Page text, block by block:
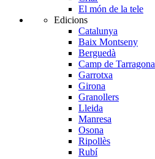
El món de la tele
Edicions
Catalunya
Baix Montseny
Berguedà
Camp de Tarragona
Garrotxa
Girona
Granollers
Lleida
Manresa
Osona
Ripollès
Rubí